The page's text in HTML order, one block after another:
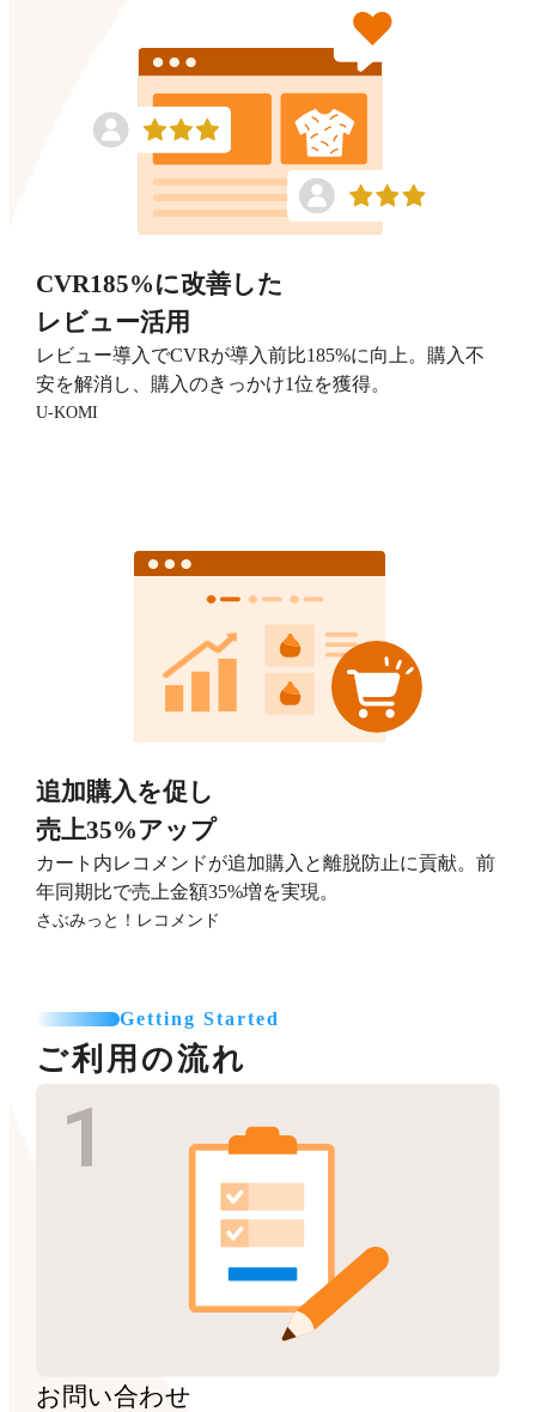
CVR185%に改善した
レビュー活用
レビュー導入でCVRが導入前比185%に向上。購入不
安を解消し、購入のきっかけ1位を獲得。
U-KOMI
追加購入を促し
売上35%アップ
カート内レコメンドが追加購入と離脱防止に貢献。前
年同期比で売上金額35%増を実現。
さぶみっと！レコメンド
Getting Started
ご利用の流れ
お問い合わせ